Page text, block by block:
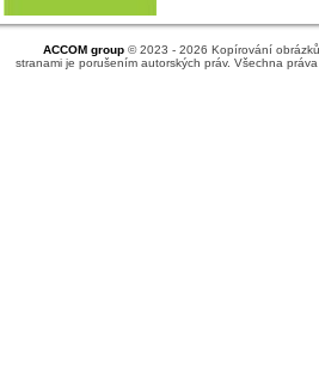
ACCOM group© 2023 - 2026 Kopírování
stranami je porušením autorských práv. Všechna